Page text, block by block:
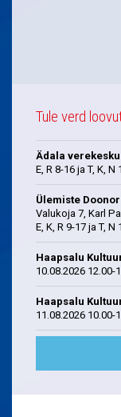
Tule verd
Ädala
E, R 8-16 ja T, K, N
Ülemiste
Valukoja 7, Karl
E, K, R 9-17 ja T, N
Haapsalu
10.08.2026 12.00-
Haapsalu
11.08.2026 10.00-